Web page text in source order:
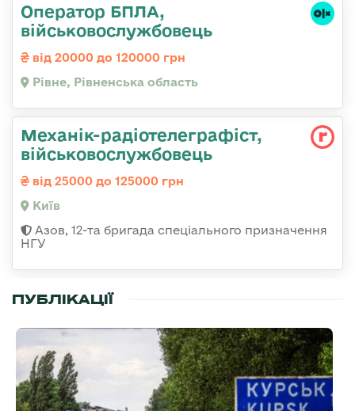
Оператор БПЛА,
військовослужбовець
від 20000 до 120000 грн
Рівне, Рівненська область
Механік-радіотелеграфіст,
військовослужбовець
від 25000 до 125000 грн
Київ
Азов, 12-та бригада спеціального призначення
НГУ
ПУБЛІКАЦІЇ